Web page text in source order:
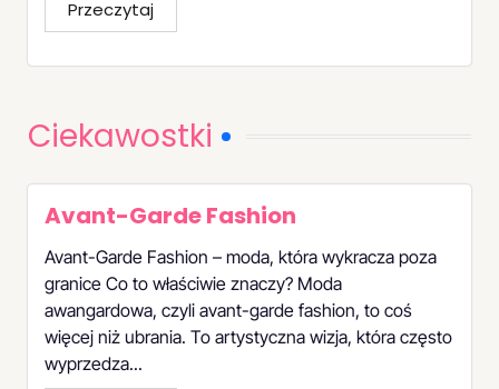
Przeczytaj
Ciekawostki
Avant-Garde Fashion
Avant-Garde Fashion – moda, która wykracza poza
granice Co to właściwie znaczy? Moda
awangardowa, czyli avant-garde fashion, to coś
więcej niż ubrania. To artystyczna wizja, która często
wyprzedza...